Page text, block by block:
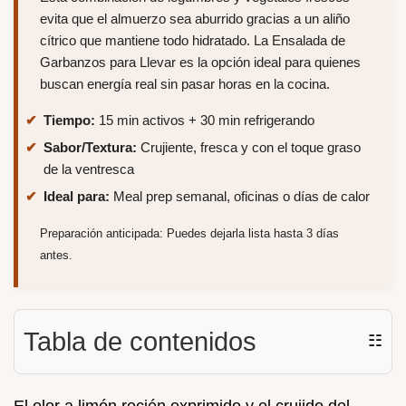
evita que el almuerzo sea aburrido gracias a un aliño
cítrico que mantiene todo hidratado. La Ensalada de
Garbanzos para Llevar es la opción ideal para quienes
buscan energía real sin pasar horas en la cocina.
Tiempo: 15 min activos + 30 min refrigerando
Sabor/Textura: Crujiente, fresca y con el toque graso
de la ventresca
Ideal para: Meal prep semanal, oficinas o días de calor
Preparación anticipada: Puedes dejarla lista hasta 3 días
antes.
Tabla de contenidos ☷